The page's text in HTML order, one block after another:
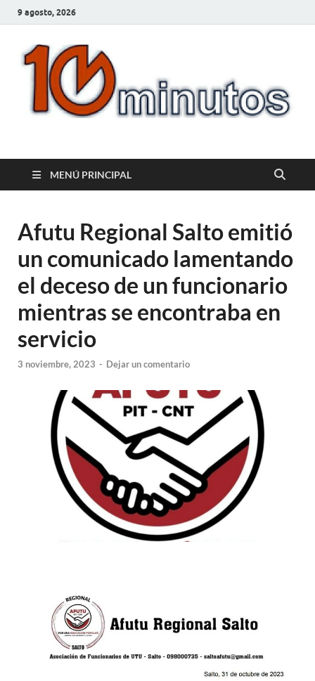
9 agosto, 2026
10minutos.com.uy
MENÚ PRINCIPAL
Afutu Regional Salto emitió
un comunicado lamentando
el deceso de un funcionario
mientras se encontraba en
servicio
3 noviembre, 2023 - Dejar un comentario